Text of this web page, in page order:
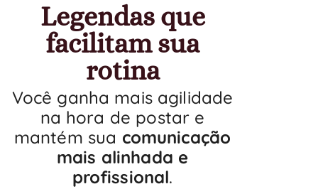
Legendas que
facilitam sua
rotina
Você ganha mais agilidade
na hora de postar e
mantém sua comunicação
mais alinhada e
profissional.